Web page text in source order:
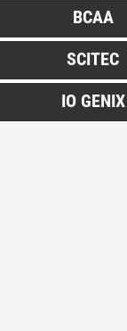
BCAA
SCITEC
IO GENIX